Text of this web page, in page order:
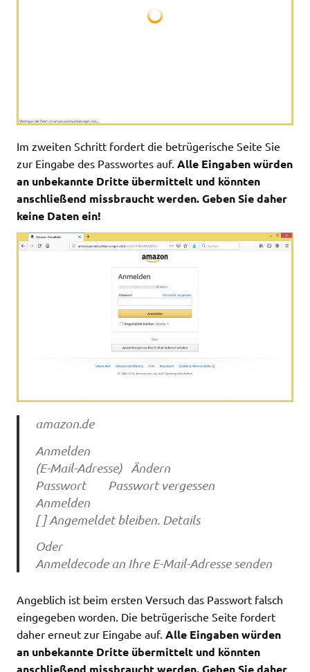
Im zweiten Schritt fordert die betrügerische Seite Sie
zur Eingabe des Passwortes auf. Alle Eingaben würden
an unbekannte Dritte übermittelt und könnten
anschließend missbraucht werden. Geben Sie daher
keine Daten ein!
amazon.de
Anmelden
(E-Mail-Adresse) Ändern
Passwort Passwort vergessen
Anmelden
[ ] Angemeldet bleiben. Details
Oder
Anmeldecode an Ihre E-Mail-Adresse senden
Angeblich ist beim ersten Versuch das Passwort falsch
eingegeben worden. Die betrügerische Seite fordert
daher erneut zur Eingabe auf. Alle Eingaben würden
an unbekannte Dritte übermittelt und könnten
anschließend missbraucht werden. Geben Sie daher